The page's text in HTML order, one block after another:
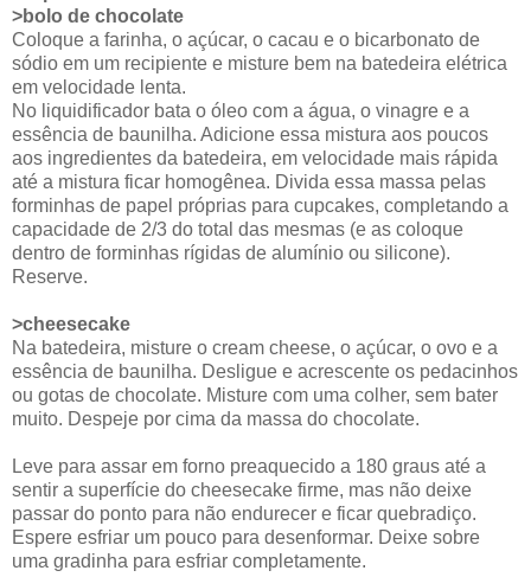
>bolo de chocolate
Coloque a farinha, o açúcar, o cacau e o bicarbonato de
sódio em um recipiente e misture bem na batedeira elétrica
em velocidade lenta.
No liquidificador bata o óleo com a água, o vinagre e a
essência de baunilha. Adicione essa mistura aos poucos
aos ingredientes da batedeira, em velocidade mais rápida
até a mistura ficar homogênea. Divida essa massa pelas
forminhas de papel próprias para cupcakes, completando a
capacidade de 2/3 do total das mesmas (e as coloque
dentro de forminhas rígidas de alumínio ou silicone).
Reserve.
>cheesecake
Na batedeira, misture o cream cheese, o açúcar, o ovo e a
essência de baunilha. Desligue e acrescente os pedacinhos
ou gotas de chocolate. Misture com uma colher, sem bater
muito. Despeje por cima da massa do chocolate.
Leve para assar em forno preaquecido a 180 graus até a
sentir a superfície do cheesecake firme, mas não deixe
passar do ponto para não endurecer e ficar quebradiço.
Espere esfriar um pouco para desenformar. Deixe sobre
uma gradinha para esfriar completamente.